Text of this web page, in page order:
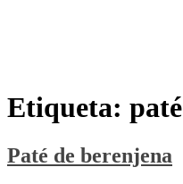
Etiqueta: paté
Paté de berenjena